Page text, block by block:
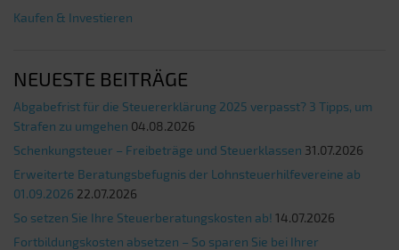
Kaufen & Investieren
NEUESTE BEITRÄGE
Abgabefrist für die Steuererklärung 2025 verpasst? 3 Tipps, um
Strafen zu umgehen 04.08.2026
Schenkungsteuer – Freibeträge und Steuerklassen 31.07.2026
Erweiterte Beratungsbefugnis der Lohnsteuerhilfevereine ab
01.09.2026 22.07.2026
So setzen Sie Ihre Steuerberatungskosten ab! 14.07.2026
Fortbildungskosten absetzen – So sparen Sie bei Ihrer